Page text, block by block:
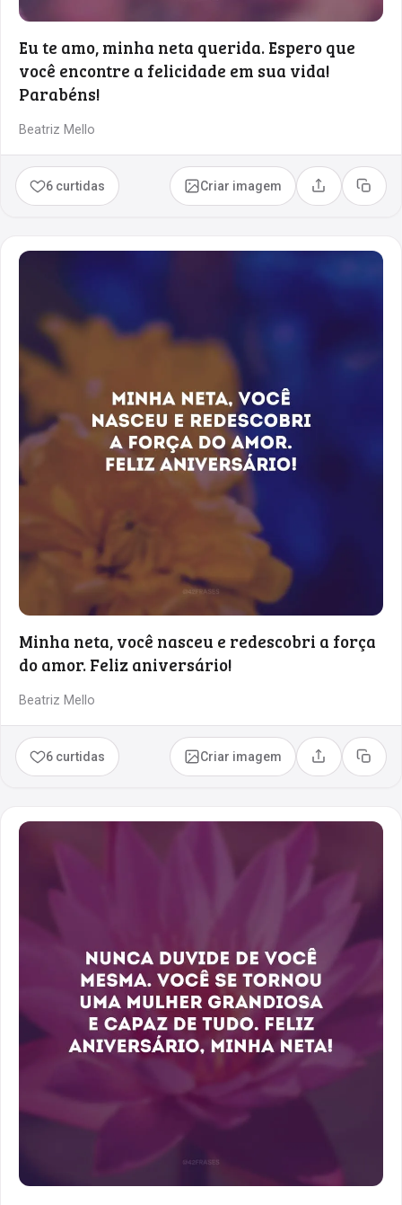
Eu te amo, minha neta querida. Espero que
você encontre a felicidade em sua vida!
Parabéns!
Beatriz Mello
6 curtidas Criar imagem Compartilhar
Copiar
Minha neta, você nasceu e redescobri a força
do amor. Feliz aniversário!
Beatriz Mello
6 curtidas Criar imagem Compartilhar
Copiar